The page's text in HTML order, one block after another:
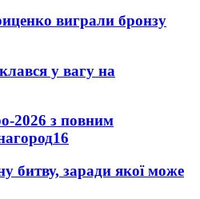
виграли бронзу
у вагу на
2026 з повним
16
битву, заради якої може